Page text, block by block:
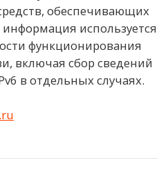
обеспечивающих
информация используется
функционирования
включая сбор сведений
в отдельных случаях.